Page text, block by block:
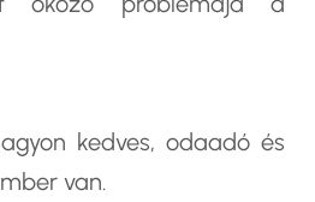
kedves, odaadó és
van.